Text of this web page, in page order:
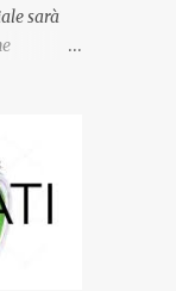
sarà
lordi
di